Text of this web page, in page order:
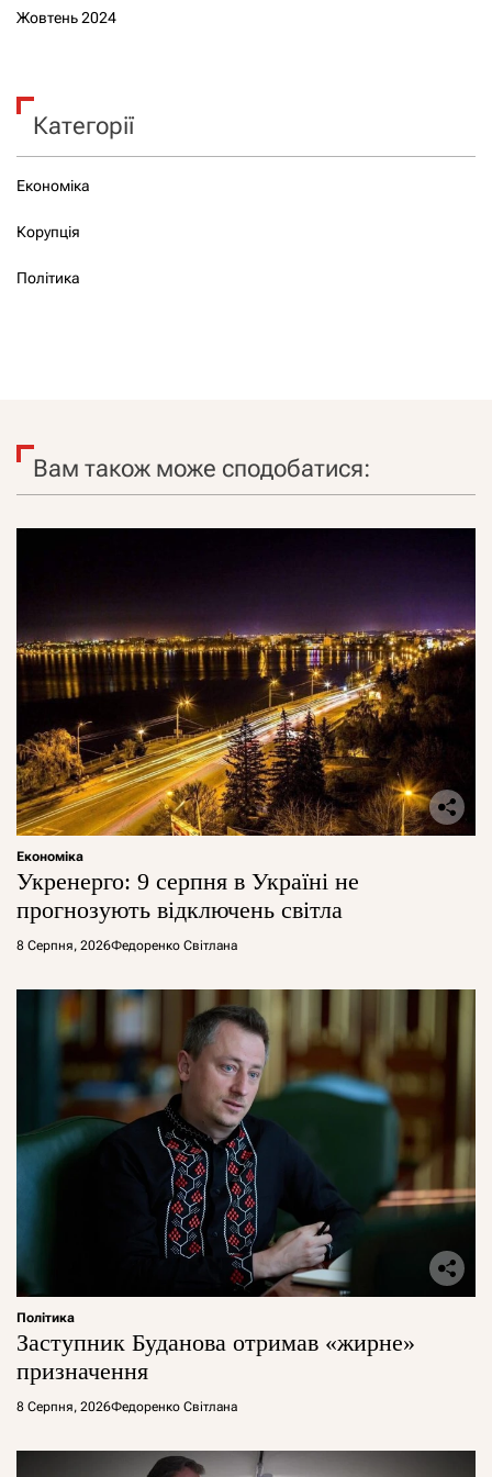
Жовтень 2024
Категорії
Економіка
Корупція
Політика
Вам також може сподобатися:
Економіка
Укренерго: 9 серпня в Україні не
прогнозують відключень світла
8 Серпня, 2026Федоренко Світлана
Політика
Заступник Буданова отримав «жирне»
призначення
8 Серпня, 2026Федоренко Світлана